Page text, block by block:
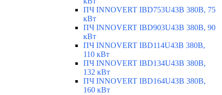
ПЧ INNOVERT IBD753U43B 380В, 75
кВт
ПЧ INNOVERT IBD903U43B 380В, 90
кВт
ПЧ INNOVERT IBD114U43B 380В,
110 кВт
ПЧ INNOVERT IBD134U43B 380В,
132 кВт
ПЧ INNOVERT IBD164U43B 380В,
160 кВт